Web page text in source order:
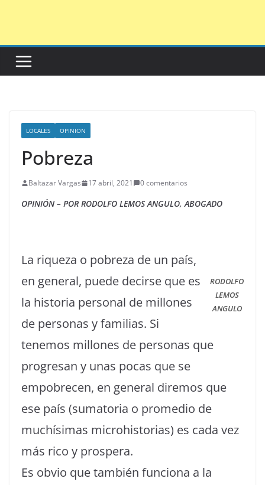
LOCALES OPINION
Pobreza
Baltazar Vargas 17 abril, 2021 0 comentarios
OPINIÓN – POR RODOLFO LEMOS ANGULO, ABOGADO
RODOLFO
LEMOS
ANGULO
La riqueza o pobreza de un país,
en general, puede decirse que es
la historia personal de millones
de personas y familias. Si
tenemos millones de personas que
progresan y unas pocas que se
empobrecen, en general diremos que
ese país (sumatoria o promedio de
muchísimas microhistorias) es cada vez
más rico y prospera.
Es obvio que también funciona a la